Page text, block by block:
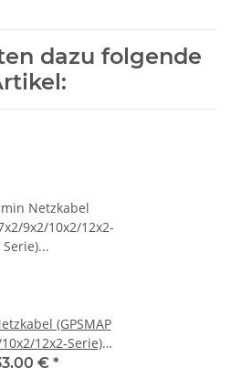
dazu folgende
(GPSMAP
12x2-Serie)
12550-00
€ *